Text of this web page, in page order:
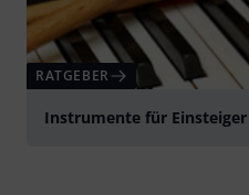
RATGEBER
Instrumente für Einsteiger